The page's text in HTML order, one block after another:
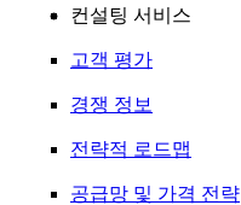
컨설팅 서비스
고객 평가
경쟁 정보
전략적 로드맵
공급망 및 가격 전략